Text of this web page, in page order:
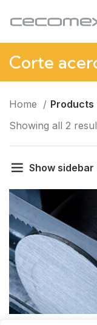
Corte
Home
Products
Showing all 2
Show sidebar